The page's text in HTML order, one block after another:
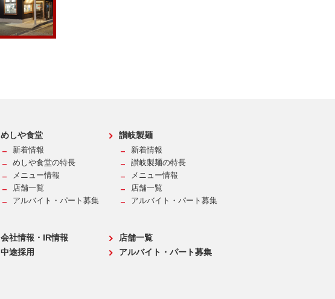
めしや食堂
新着情報
めしや食堂の特長
メニュー情報
店舗一覧
アルバイト・パート募集
讃岐製麺
新着情報
讃岐製麺の特長
メニュー情報
店舗一覧
アルバイト・パート募集
会社情報・IR情報
店舗一覧
中途採用
アルバイト・パート募集